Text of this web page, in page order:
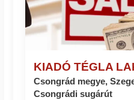
KIADÓ TÉGLA
Csongrád megye,
Csongrádi sugárút